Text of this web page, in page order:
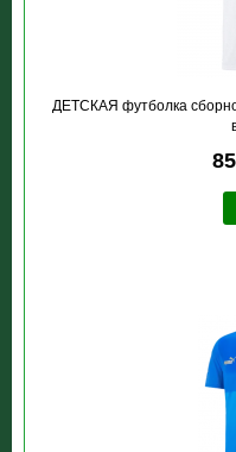
ДЕТСКАЯ футболка